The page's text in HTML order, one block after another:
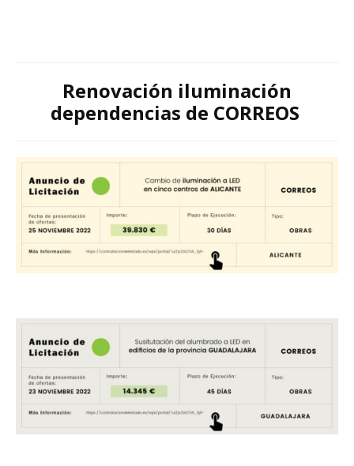
Renovación iluminación
dependencias de CORREOS